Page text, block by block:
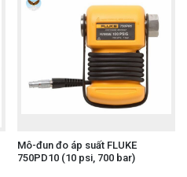
Mô-đun đo áp suất FLUKE
750PD10 (10 psi, 700 bar)